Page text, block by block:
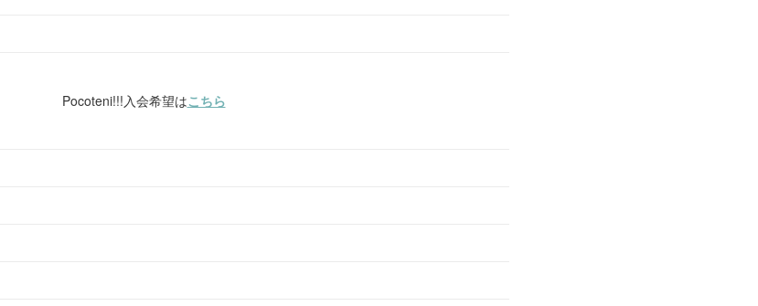
Pocoteni!!!入会希望はこちら